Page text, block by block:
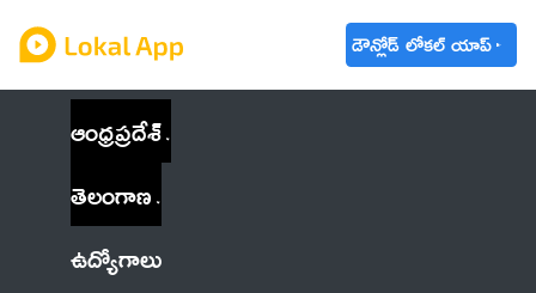
డౌన్లోడ్ లోకల్ యాప్
ఆంధ్రప్రదేశ్
తెలంగాణ
ఉద్యోగాలు